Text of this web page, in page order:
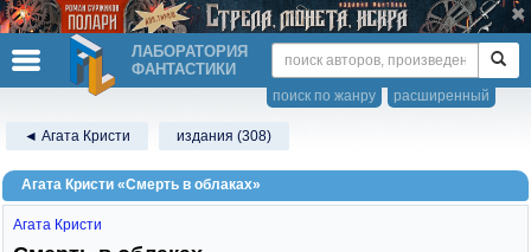
ЛАБОРАТОРИЯ
ФАНТАСТИКИ
расширенный
поиск по жанру
◄ Агата Кристи издания (308)
Агата Кристи «Смерть в облаках»
Агата Кристи